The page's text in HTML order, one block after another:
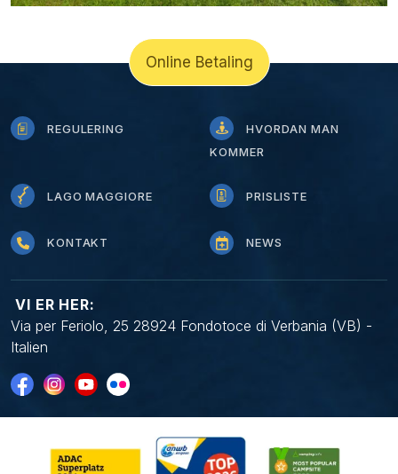
REGULERING
HVORDAN MAN
KOMMER
LAGO MAGGIORE PRISLISTE
KONTAKT NEWS
VI ER HER:
Via per Feriolo, 25 28924 Fondotoce di Verbania (VB) -
Italien
Online Betaling